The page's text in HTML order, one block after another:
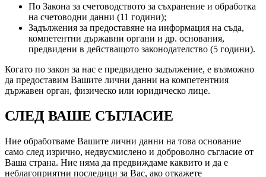
По Закона за счетоводството за съхранение и обработка
на счетоводни данни (11 години);
Задължения за предоставяне на информация на съда,
компетентни държавни органи и др. основания,
предвидени в действащото законодателство (5 години).
Когато по закон за нас е предвидено задължение, е възможно
да предоставим Вашите лични данни на компетентния
държавен орган, физическо или юридическо лице.
СЛЕД ВАШЕ СЪГЛАСИЕ
Ние обработваме Вашите лични данни на това основание
само след изрично, недвусмислено и доброволно съгласие от
Ваша страна. Ние няма да предвиждаме каквито и да е
неблагоприятни последици за Вас, ако откажете